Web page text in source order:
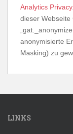
Analytics Privacy
dieser Webseite
anonymisierte
Masking) zu
LINKS